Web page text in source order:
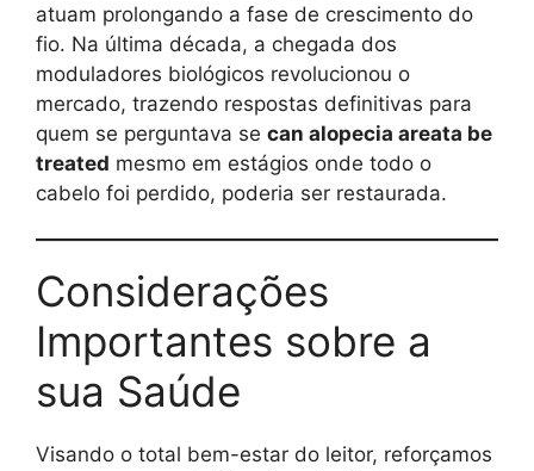
atuam prolongando a fase de crescimento do
fio. Na última década, a chegada dos
moduladores biológicos revolucionou o
mercado, trazendo respostas definitivas para
quem se perguntava se can alopecia areata be
treated mesmo em estágios onde todo o
cabelo foi perdido, poderia ser restaurada.
Considerações
Importantes sobre a
sua Saúde
Visando o total bem-estar do leitor, reforçamos